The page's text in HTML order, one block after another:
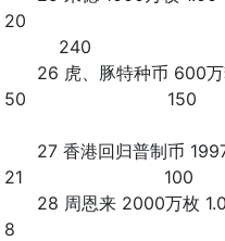
20
240
26 虎、豚特种币 600
50 150
27 香港回归普制币
21 100
28 周恩来 2000
8